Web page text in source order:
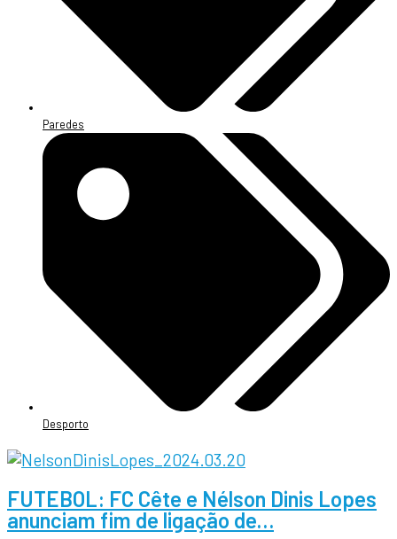
Paredes
Desporto
FUTEBOL: FC Cête e Nélson Dinis Lopes
anunciam fim de ligação de…